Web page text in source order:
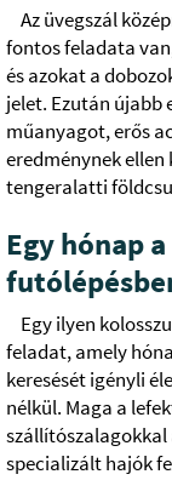
Az üvegszál
fontos feladata
és azokat a
jelet. Ezután újabb
műanyagot, erős
eredménynek
tengeralatti
Egy hónap
Egy ilyen
feladat, amely
keresését igényli
nélkül. Maga a
szállítószalagokkal
specializált hajók